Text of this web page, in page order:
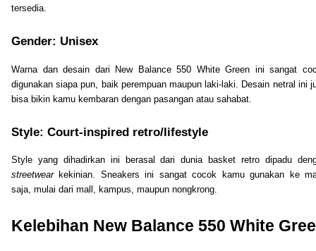
tersedia.
Gender: Unisex
Warna dan desain dari New Balance 550 White Green ini sangat
digunakan siapa pun, baik perempuan maupun laki-laki. Desain netral ini
bisa bikin kamu kembaran dengan pasangan atau sahabat.
Style: Court-inspired retro/lifestyle
Style yang dihadirkan ini berasal dari dunia basket retro dipadu
streetwear kekinian. Sneakers ini sangat cocok kamu gunakan ke
saja, mulai dari mall, kampus, maupun nongkrong.
Kelebihan New Balance 550 White